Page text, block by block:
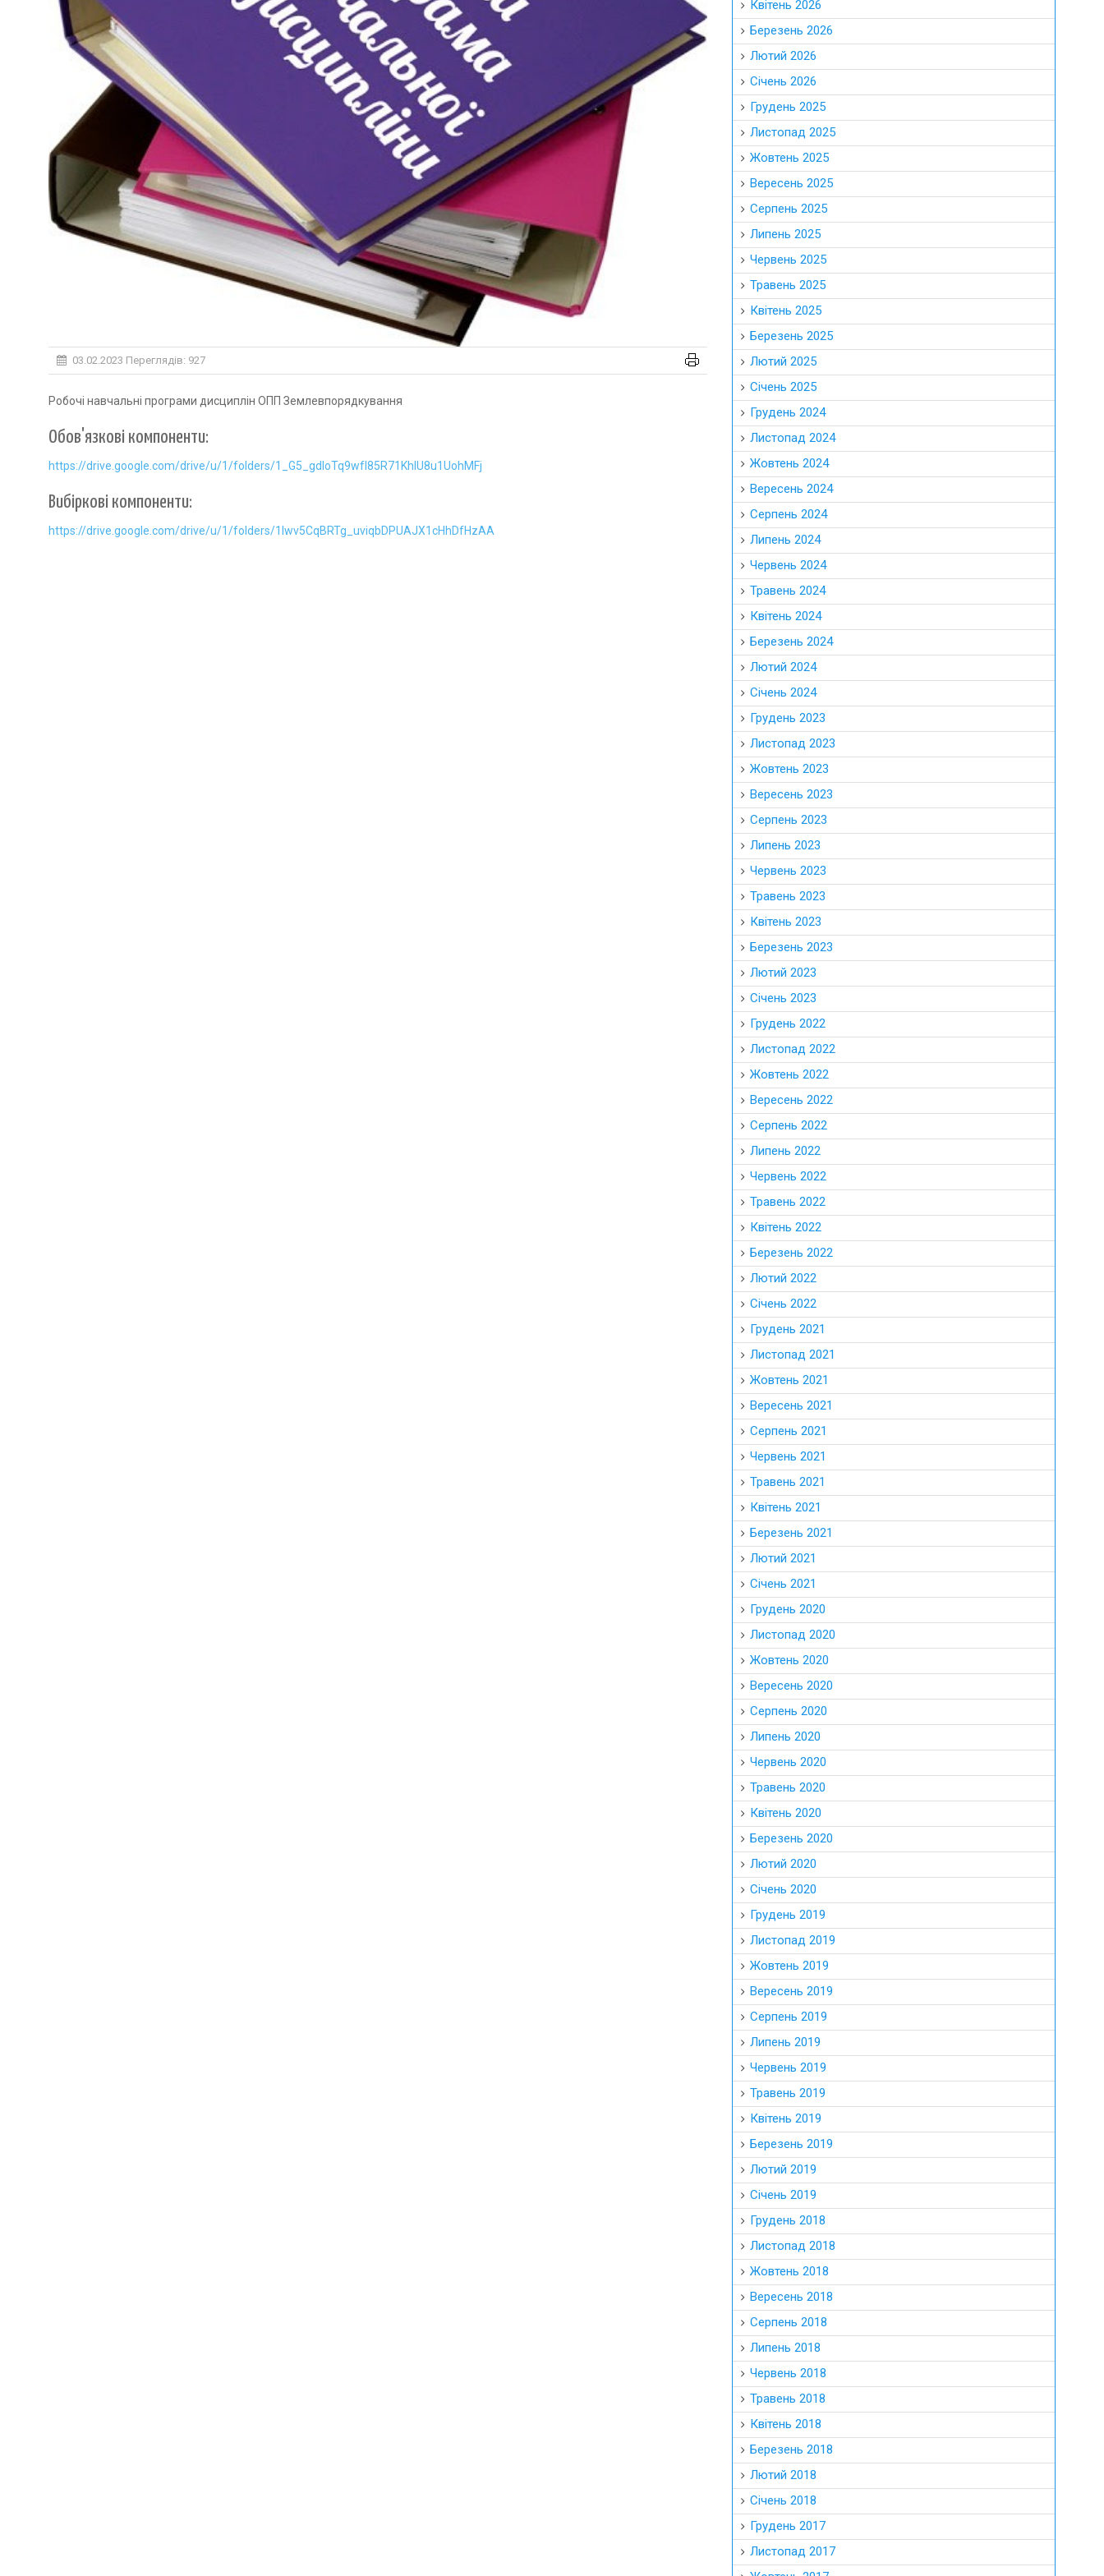
03.02.2023 Переглядів: 927
Робочі навчальні програми дисциплін ОПП Землевпорядкування
Обов'язкові компоненти:
https://drive.google.com/drive/u/1/folders/1_G5_ gdIoTq9wfI85R71KhIU8u1UohMFj
Вибіркові компоненти:
https://drive.google.com/drive/u/1/folders/1Iwv5CqBRTg_ uviqbDPUAJX1cHhDfHzAA
Квітень 2026
Березень 2026
Лютий 2026
Січень 2026
Грудень 2025
Листопад 2025
Жовтень 2025
Вересень 2025
Серпень 2025
Липень 2025
Червень 2025
Травень 2025
Квітень 2025
Березень 2025
Лютий 2025
Січень 2025
Грудень 2024
Листопад 2024
Жовтень 2024
Вересень 2024
Серпень 2024
Липень 2024
Червень 2024
Травень 2024
Квітень 2024
Березень 2024
Лютий 2024
Січень 2024
Грудень 2023
Листопад 2023
Жовтень 2023
Вересень 2023
Серпень 2023
Липень 2023
Червень 2023
Травень 2023
Квітень 2023
Березень 2023
Лютий 2023
Січень 2023
Грудень 2022
Листопад 2022
Жовтень 2022
Вересень 2022
Серпень 2022
Липень 2022
Червень 2022
Травень 2022
Квітень 2022
Березень 2022
Лютий 2022
Січень 2022
Грудень 2021
Листопад 2021
Жовтень 2021
Вересень 2021
Серпень 2021
Червень 2021
Травень 2021
Квітень 2021
Березень 2021
Лютий 2021
Січень 2021
Грудень 2020
Листопад 2020
Жовтень 2020
Вересень 2020
Серпень 2020
Липень 2020
Червень 2020
Травень 2020
Квітень 2020
Березень 2020
Лютий 2020
Січень 2020
Грудень 2019
Листопад 2019
Жовтень 2019
Вересень 2019
Серпень 2019
Липень 2019
Червень 2019
Травень 2019
Квітень 2019
Березень 2019
Лютий 2019
Січень 2019
Грудень 2018
Листопад 2018
Жовтень 2018
Вересень 2018
Серпень 2018
Липень 2018
Червень 2018
Травень 2018
Квітень 2018
Березень 2018
Лютий 2018
Січень 2018
Грудень 2017
Листопад 2017